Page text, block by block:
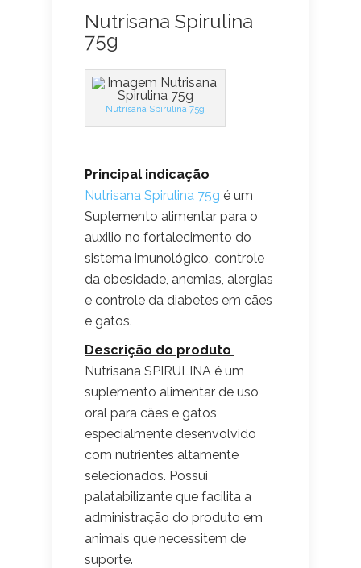
Nutrisana Spirulina
75g
Nutrisana Spirulina 75g
Principal indicação
Nutrisana Spirulina 75g é um
Suplemento alimentar para o
auxilio no fortalecimento do
sistema imunológico, controle
da obesidade, anemias, alergias
e controle da diabetes em cães
e gatos.
Descrição do produto
Nutrisana SPIRULINA é um
suplemento alimentar de uso
oral para cães e gatos
especialmente desenvolvido
com nutrientes altamente
selecionados. Possui
palatabilizante que facilita a
administração do produto em
animais que necessitem de
suporte.